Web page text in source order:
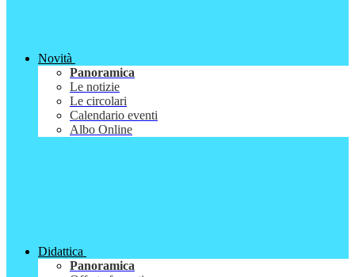
Novità
Panoramica
Le notizie
Le circolari
Calendario eventi
Albo Online
Didattica
Panoramica